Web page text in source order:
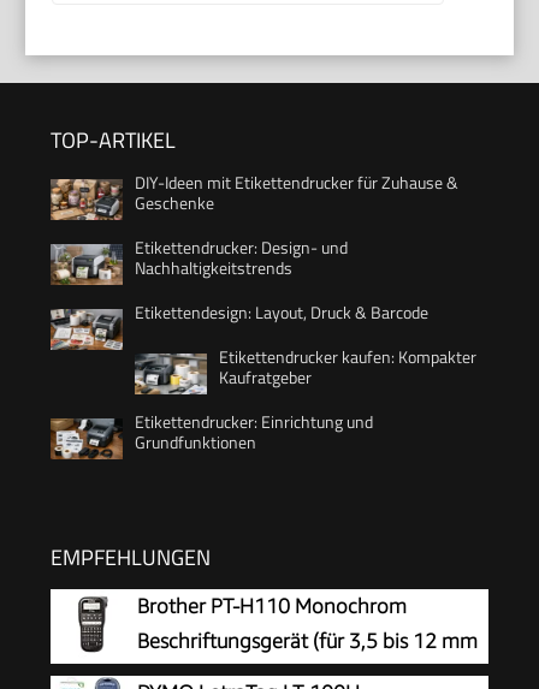
TOP-ARTIKEL
DIY-Ideen mit Etikettendrucker für Zuhause &
Geschenke
Etikettendrucker: Design- und
Nachhaltigkeitstrends
Etikettendesign: Layout, Druck & Barcode
Etikettendrucker kaufen: Kompakter
Kaufratgeber
Etikettendrucker: Einrichtung und
Grundfunktionen
EMPFEHLUNGEN
Brother PT-H110 Monochrom
Beschriftungsgerät (für 3,5 bis 12 mm
breite TZe-Schriftbänder, bis zu 20